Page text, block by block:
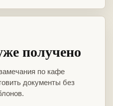
получено
по кафе
документы без